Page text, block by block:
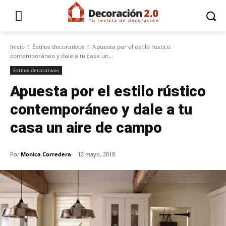
Inicio Estilos decorativos
Apuesta por el estilo rústico
contemporáneo y dale a tu casa un...
Estilos decorativos
Apuesta por el estilo rústico
contemporáneo y dale a tu
casa un aire de campo
Por Monica Corredera 12 mayo, 2018